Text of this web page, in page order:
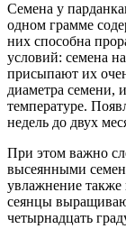
Семена у
одном грамме
них способна
условий: семена
присыпают их
диаметра семени,
температуре.
недель до двух
При этом важно
высеянными
увлажнение также
сеянцы
четырнадцать